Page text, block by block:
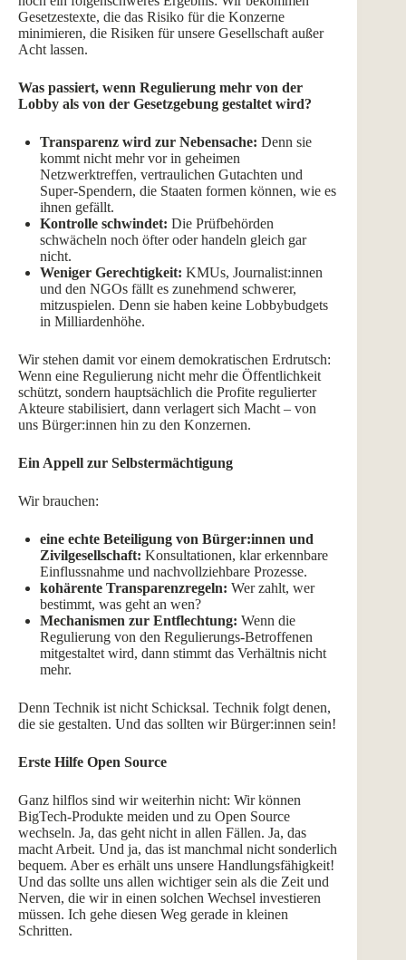
Gesetzestexte, die das Risiko für die Konzerne
minimieren, die Risiken für unsere Gesellschaft außer
Acht lassen.
Was passiert, wenn Regulierung mehr von der
Lobby als von der Gesetzgebung gestaltet wird?
Transparenz wird zur Nebensache: Denn sie
kommt nicht mehr vor in geheimen
Netzwerktreffen, vertraulichen Gutachten und
Super-Spendern, die Staaten formen können, wie es
ihnen gefällt.
Kontrolle schwindet: Die Prüfbehörden
schwächeln noch öfter oder handeln gleich gar
nicht.
Weniger Gerechtigkeit: KMUs, Journalist:innen
und den NGOs fällt es zunehmend schwerer,
mitzuspielen. Denn sie haben keine Lobbybudgets
in Milliardenhöhe.
Wir stehen damit vor einem demokratischen Erdrutsch:
Wenn eine Regulierung nicht mehr die Öffentlichkeit
schützt, sondern hauptsächlich die Profite regulierter
Akteure stabilisiert, dann verlagert sich Macht – von
uns Bürger:innen hin zu den Konzernen.
Ein Appell zur Selbstermächtigung
Wir brauchen:
eine echte Beteiligung von Bürger:innen und
Zivilgesellschaft: Konsultationen, klar erkennbare
Einflussnahme und nachvollziehbare Prozesse.
kohärente Transparenzregeln: Wer zahlt, wer
bestimmt, was geht an wen?
Mechanismen zur Entflechtung: Wenn die
Regulierung von den Regulierungs-Betroffenen
mitgestaltet wird, dann stimmt das Verhältnis nicht
mehr.
Denn Technik ist nicht Schicksal. Technik folgt denen,
die sie gestalten. Und das sollten wir Bürger:innen sein!
Erste Hilfe Open Source
Ganz hilflos sind wir weiterhin nicht: Wir können
BigTech-Produkte meiden und zu Open Source
wechseln. Ja, das geht nicht in allen Fällen. Ja, das
macht Arbeit. Und ja, das ist manchmal nicht sonderlich
bequem. Aber es erhält uns unsere Handlungsfähigkeit!
Und das sollte uns allen wichtiger sein als die Zeit und
Nerven, die wir in einen solchen Wechsel investieren
müssen. Ich gehe diesen Weg gerade in kleinen
Schritten.